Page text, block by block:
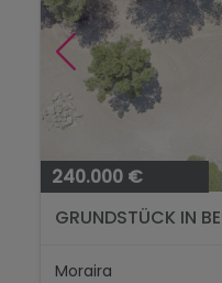
240.000 €
GRUNDSTÜCK IN
Moraira